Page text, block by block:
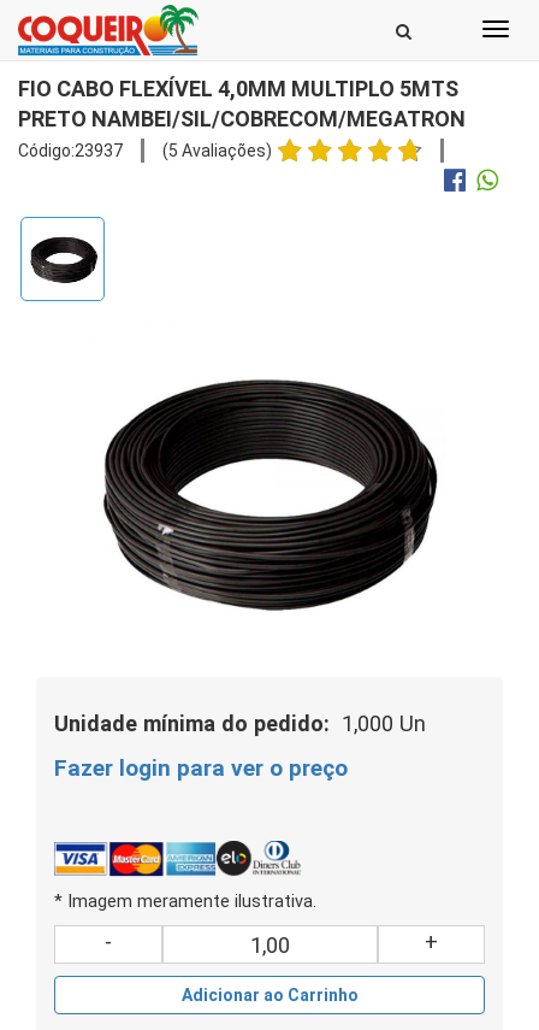
FIO CABO FLEXÍVEL 4,0MM MULTIPLO 5MTS
PRETO NAMBEI/SIL/COBRECOM/MEGATRON
Código:23937 (5 Avaliações)
Unidade mínima do pedido: 1,000 Un
Fazer login para ver o preço
* Imagem meramente ilustrativa.
- +
Adicionar ao Carrinho